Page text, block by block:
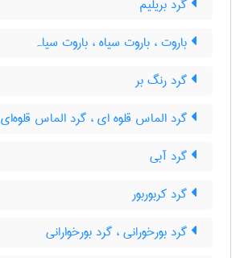
گرد بریلیم
باروت ، باروت سیاه ، باروت سیاہ
گرد رنگ بر
گرد الماس قلوه ای ، گرد الماس قلوه‌ای
گرد آبی
گرد کربوربور
گرد بورخورانی ، گرد بورخوارانی